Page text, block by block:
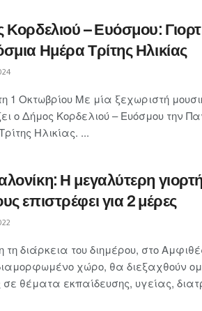
Κορδελιού – Ευόσμου:
Ημέρα Τρίτης Ηλικίας
1 Οκτωβρίου Με μία ξεχωριστή
ο Δήμος Κορδελιού – Ευόσμου την
Ηλικίας. ...
Η μεγαλύτερη
επιστρέφει για 2 μέρες
τη διάρκεια του διημέρου, στο
χώρο, θα διεξαχθούν
σε θέματα εκπαίδευσης, υγείας,